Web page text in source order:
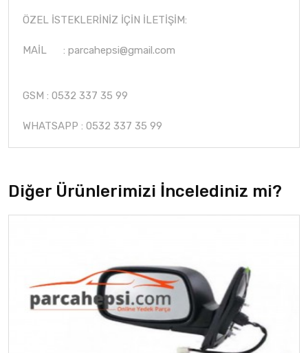
ÖZEL İSTEKLERİNİZ İÇİN İLETİŞİM:
MAİL : parcahepsi@gmail.com
GSM : 0532 337 35 99
WHATSAPP : 0532 337 35 99
Diğer Ürünlerimizi İncelediniz mi?